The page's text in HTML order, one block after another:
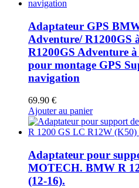
Adaptateur GPS
Adventure/ R1200GS
R1200GS Adventure
pour montage GPS
navigation
69.90 €
Ajouter au panier
Adaptateur pour
MOTECH. BMW R
(12-16).